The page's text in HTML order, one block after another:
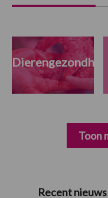
PrimaireRecent nieuws
Dierengezondheid
Toon